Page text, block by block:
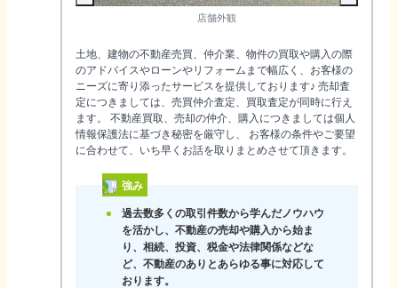
店舗外観
土地、建物の不動産売買、仲介業、物件の買取や購入の際
のアドバイスやローンやリフォームまで幅広く、お客様の
ニーズに寄り添ったサービスを提供しております♪ 売却査
定につきましては、売買仲介査定、買取査定が同時に行え
ます。 不動産買取、売却の仲介、購入につきましては個人
情報保護法に基づき秘密を厳守し、 お客様の条件やご要望
に合わせて、いち早くお話を取りまとめさせて頂きます。
強み
過去数多くの取引件数から学んだノウハウ
を活かし、不動産の売却や購入から始ま
り、相続、投資、税金や法律関係などな
ど、不動産のありとあらゆる事に対応して
おります。